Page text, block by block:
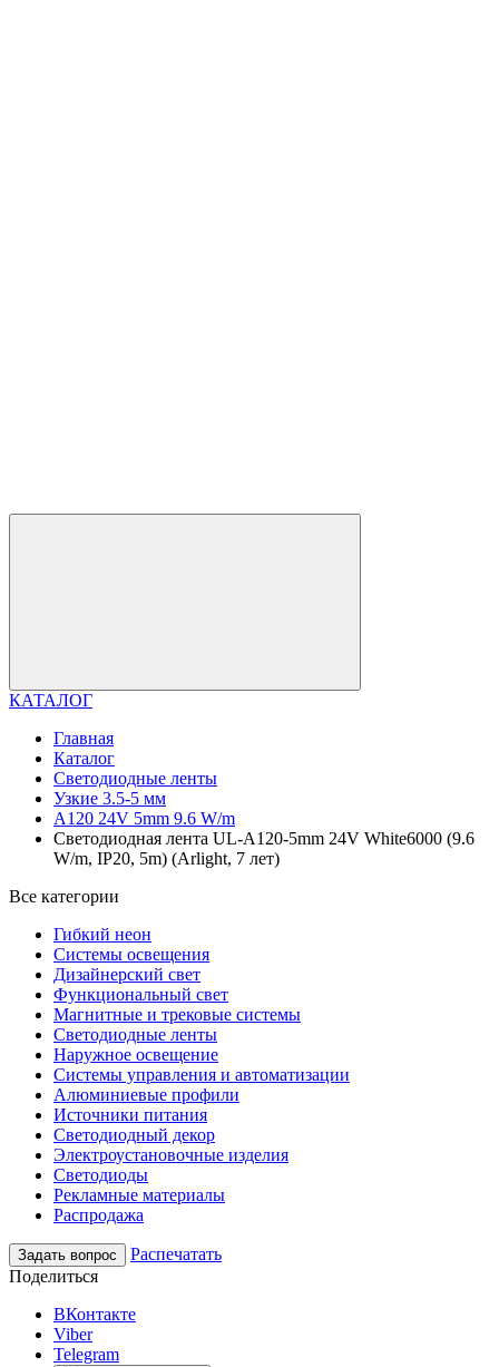
КАТАЛОГ
Главная
Каталог
Светодиодные ленты
Узкие 3.5-5 мм
A120 24V 5mm 9.6 W/m
Светодиодная лента UL-A120-5mm 24V White6000 (9.6
W/m, IP20, 5m) (Arlight, 7 лет)
Все категории
Гибкий неон
Системы освещения
Дизайнерский свет
Функциональный свет
Магнитные и трековые системы
Светодиодные ленты
Наружное освещение
Системы управления и автоматизации
Алюминиевые профили
Источники питания
Светодиодный декор
Электроустановочные изделия
Светодиоды
Рекламные материалы
Распродажа
Задать вопрос
Распечатать
Поделиться
ВКонтакте
Viber
Telegram